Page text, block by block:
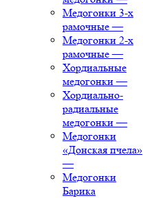
Медогонки 3-х
рамочные —
Медогонки 2-х
рамочные —
Хордиальные
медогонки —
Хордиально-
радиальные
медогонки —
Медогонки
«Донская пчела»
—
Медогонки
Барика